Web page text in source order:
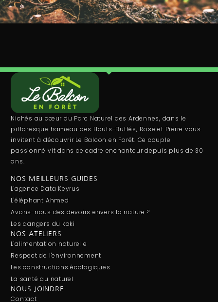
Nichés au cœur du Parc Naturel des Ardennes, dans le
pittoresque hameau des Hauts-Buttés, Rose et Pierre vous
invitent à découvrir Le Balcon en Forêt. Ce couple
passionné vit dans ce cadre enchanteur depuis plus de 30
ans.
NOS MEILLEURS GUIDES
L'agence Data Keyrus
L'éléphant Ahmed
Avons-nous des devoirs envers la nature ?
Les dangers du kaki
NOS ATELIERS
L'alimentation naturelle
Respect de l'environnement
Les constructions écologiques
La santé au naturel
NOUS JOINDRE
Contact